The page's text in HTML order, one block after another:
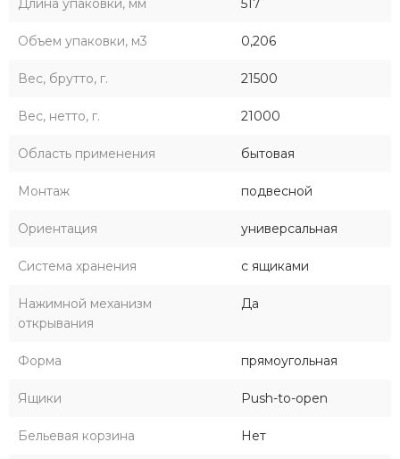
Длина упаковки, мм 517
Объем упаковки, м3 0,206
Вес, брутто, г. 21500
Вес, нетто, г. 21000
Область применения бытовая
Монтаж подвесной
Ориентация универсальная
Система хранения с ящиками
Нажимной механизм
открывания
Да
Форма прямоугольная
Ящики Push-to-open
Бельевая корзина Нет